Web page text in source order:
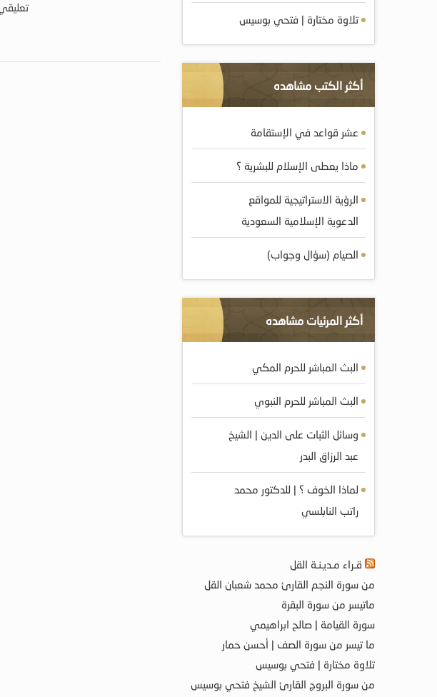
تلاوة مختارة | فتحي بوسيس
أكثر الكتب مشاهده
عشر قواعد في الإستقامة
ماذا يعطى الإسلام للبشرية ؟
الرؤية الاستراتيجية للمواقع
الدعوية الإسلامية السعودية
الصيام (سؤال وجواب)
أكثر المرئيات مشاهده
البث المباشر للحرم المكي
البث المباشر للحرم النبوي
وسائل الثبات على الدين | الشيخ
عبد الرزاق البدر
لماذا الخوف ؟ | للدكتور محمد
راتب النابلسي
قـراء مـديـنـة القل
من سورة النجم القارئ محمد شعبان القل
ماتيسر من سورة البقرة
سورة القيامة | صالح ابراهيمي
ما تيسر من سورة الصف | أحسن حمار
تلاوة مختارة | فتحي بوسيس
من سورة البروج القارئ الشيخ فتحي بوسيس